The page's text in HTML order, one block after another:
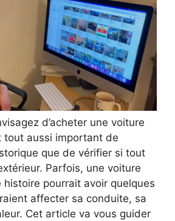
d’acheter une voiture
tout aussi important de
que de vérifier si tout
Parfois, une voiture
histoire pourrait avoir quelques
affecter sa conduite, sa
Cet article va vous guider